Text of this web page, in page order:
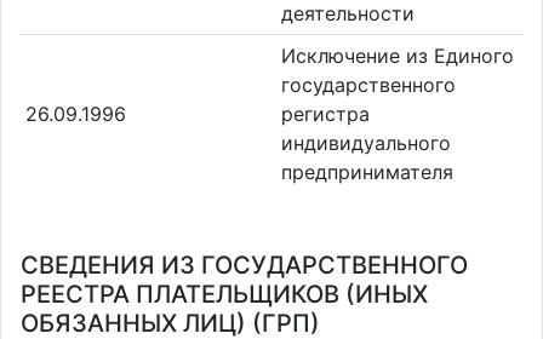
деятельности
26.09.1996
Исключение из Единого
государственного
регистра
индивидуального
предпринимателя
СВЕДЕНИЯ ИЗ ГОСУДАРСТВЕННОГО
РЕЕСТРА ПЛАТЕЛЬЩИКОВ (ИНЫХ
ОБЯЗАННЫХ ЛИЦ) (ГРП)